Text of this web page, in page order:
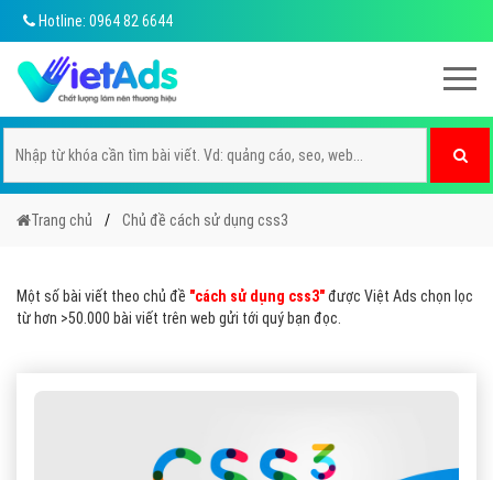
Hotline: 0964 82 6644
Trang chủ Chủ đề cách sử dụng css3
Một số bài viết theo chủ đề "cách sử dụng css3"được Việt Ads chọn lọc
từ hơn >50.000 bài viết trên web gửi tới quý bạn đọc.